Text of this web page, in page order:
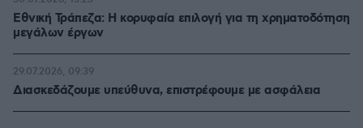
Εθνική Τράπεζα: Η κορυφαία επιλογή για τη χρηματοδότηση
μεγάλων έργων
Διασκεδάζουμε υπεύθυνα, επιστρέφουμε με ασφάλεια
29.07.2026, 09:39